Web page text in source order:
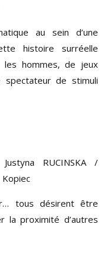
au sein d’une
histoire surréelle
les hommes, de jeux
de stimuli
RUCINSKA /
Kopiec
tous désirent être
la proximité d’autres